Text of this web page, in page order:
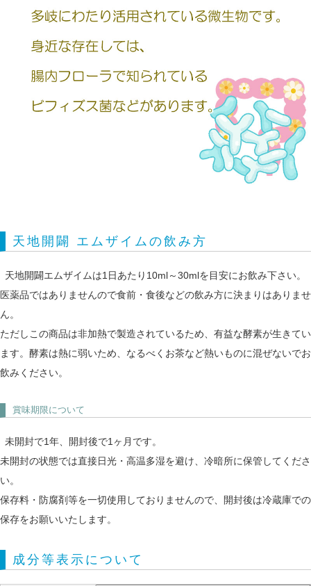
天地開闢 エムザイムの飲み方
天地開闢エムザイムは1日あたり10ml～30mlを目安にお飲み下さい。
医薬品ではありませんので食前・食後などの飲み方に決まりはありませ
ん。
ただしこの商品は非加熱で製造されているため、有益な酵素が生きてい
ます。酵素は熱に弱いため、なるべくお茶など熱いものに混ぜないでお
飲みください。
賞味期限について
未開封で1年、開封後で1ヶ月です。
未開封の状態では直接日光・高温多湿を避け、冷暗所に保管してくださ
い。
保存料・防腐剤等を一切使用しておりませんので、開封後は冷蔵庫での
保存をお願いいたします。
成分等表示について